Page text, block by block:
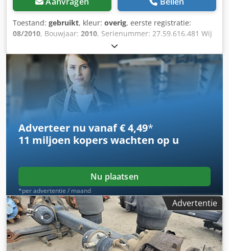
Toestand: gebruikt, kleur: overig, eerste registratie:
08/2010, Bouwjaar: 2010, Serienummer: 27.59.616.481 Wij
hebben meer dan 100 assen op voorraad. Csdozr Awyjpfx
Ak Ujha Neem contact met ons op als u niet kunt vinden
wat u zoekt.
Adverteer nu vanaf € 4,49*
11 miljoen koperswachten op u
Nu plaatsen
*per advertentie / maand
Advertentie